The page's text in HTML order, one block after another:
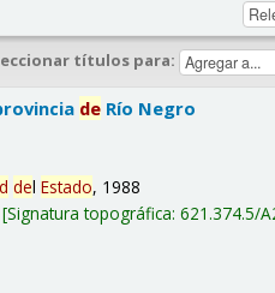
títulos para:
de Río Negro
delEstado, 1988
Signatura topográfica:621.374.5/